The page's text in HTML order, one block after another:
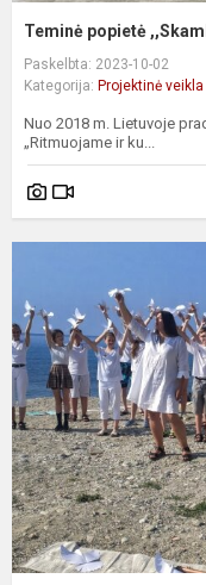
Teminė popietė
Paskelbta: 2023-10-02
Kategorija: Projektinė veikla
Nuo 2018 m. Lietuvoje
„Ritmuojame ir ku...